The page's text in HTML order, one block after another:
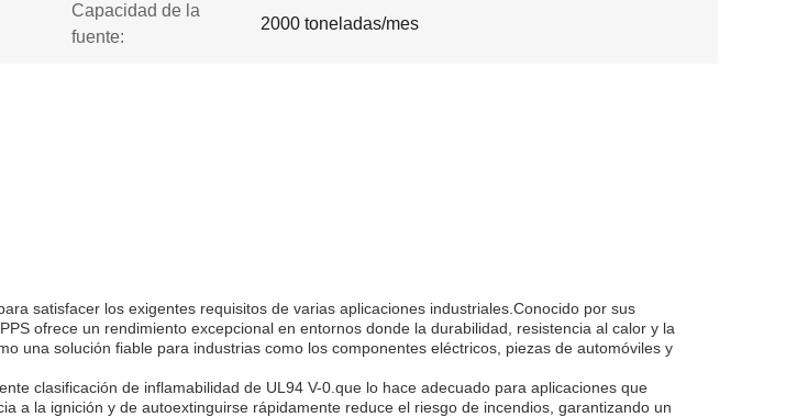
Capacidad de la
fuente:
2000 toneladas/mes
satisfacer los exigentes requisitos de varias aplicaciones industriales.Conocido por sus
ofrece un rendimiento excepcional en entornos donde la durabilidad, resistencia al calor y la
una solución fiable para industrias como los componentes eléctricos, piezas de automóviles y
clasificación de inflamabilidad de UL94 V-0.que lo hace adecuado para aplicaciones que
a la ignición y de autoextinguirse rápidamente reduce el riesgo de incendios, garantizando un